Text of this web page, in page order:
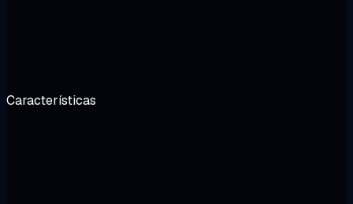
Características